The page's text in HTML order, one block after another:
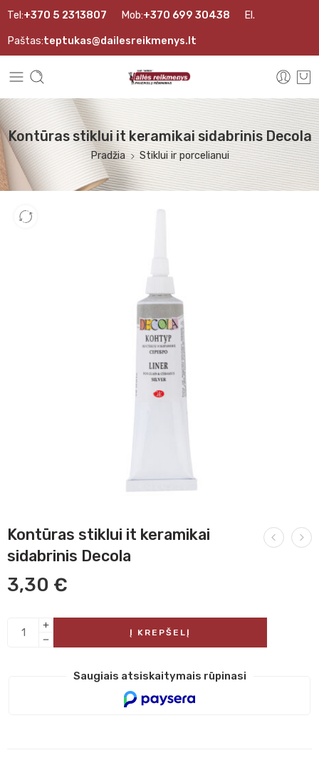
Tel:+370 5 2313807 Mob:+370 699 30438 El.
Paštas:teptukas@dailesreikmenys.lt
Kontūras stiklui it keramikai sidabrinis Decola
Pradžia Stiklui ir porcelianui
Kontūras stiklui it keramikai
sidabrinis Decola
3,30 €
Į KREPŠELĮ
Saugiais atsiskaitymais rūpinasi